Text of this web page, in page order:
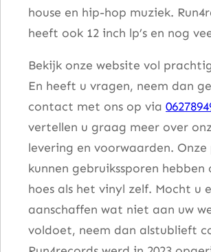
house en hip-hop muziek.
heeft ook 12 inch lp’s en nog
Bekijk onze website vol
En heeft u vragen, neem dan
contact met ons op via
vertellen u graag meer over
levering en voorwaarden.
kunnen gebruikssporen hebben
hoes als het vinyl zelf. Mocht u
aanschaffen wat niet aan uw
voldoet, neem dan alstublieft